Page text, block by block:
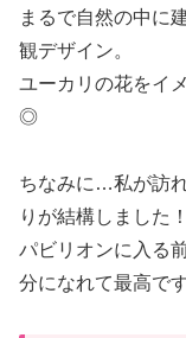
まるで自然の中に
観デザイン。
ユーカリの花をイ
◎
ちなみに…私が訪
りが結構しました！
パビリオンに入る
分になれて最高で